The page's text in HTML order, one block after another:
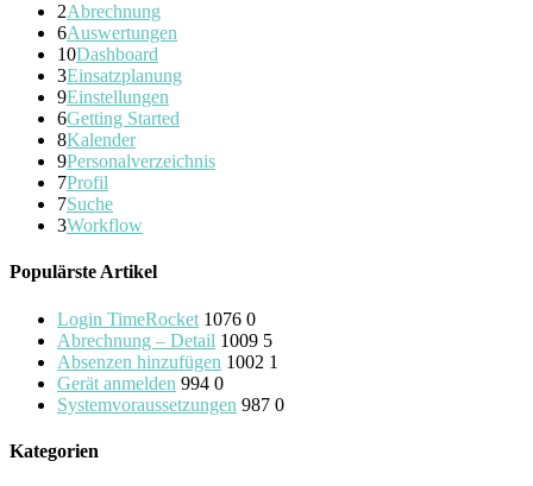
2Abrechnung
6Auswertungen
10Dashboard
3Einsatzplanung
9Einstellungen
6Getting Started
8Kalender
9Personalverzeichnis
7Profil
7Suche
3Workflow
Populärste Artikel
Login TimeRocket 1076 0
Abrechnung – Detail 1009 5
Absenzen hinzufügen 1002 1
Gerät anmelden 994 0
Systemvoraussetzungen 987 0
Kategorien